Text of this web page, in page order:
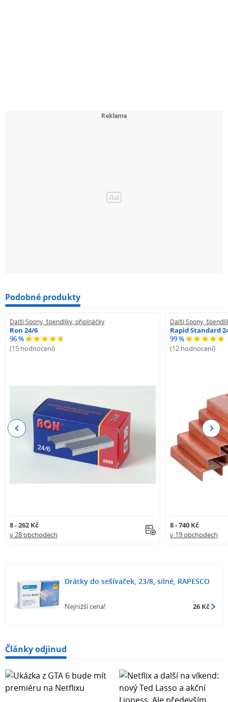
Podobné produkty
Další Spony, špendlíky, připínáčky
Ron 24/6
96 %
(15 hodnocení)
8 - 262 Kč
v 28 obchodech
Další Spony,
Rapid Standard
99 %
(12 hodnocení)
8 - 740 Kč
v 19 obchodech
Previous Next
Drátky do sešívaček, 23/8, silné, RAPESCO
Nejnižší cena! 26 Kč
Články odjinud